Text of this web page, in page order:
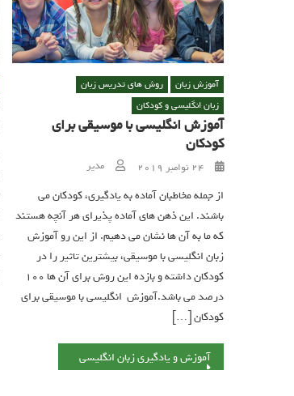
آموزش زبان
روش های تدریس زبان
زبان انگلیسی و کودکان
آموزش انگلیسی با موسیقی برای
کودکان
Posted on
24 نوامبر 2019 Author
مدیر
از جمله مخاطبان آماده به یادگیری، کودکان می
باشند. این ذهن های آماده پذیرای هر آنچه هستند
که ما به آن ها نشان می دهیم. از این رو آموزش
زبان انگلیسی با موسیقی، بیشترین تاثیر را در
کودکان داشته و بازده این روش برای آن ها ۱۰۰
درصد می باشد.آموزش انگلیسی با موسیقی برای
کودکان […]
راهبری نوشته
آموزش و یادگیری زبان انگلیسی